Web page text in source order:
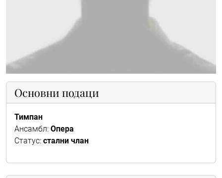
Основни подаци
Тимпан
Ансамбл: Опера
Статус: стални члан